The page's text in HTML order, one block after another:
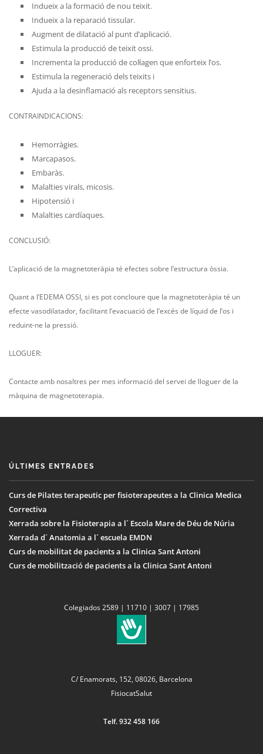
Indueix a la formació de nou teixit.
Indueix a la reparació tissular.
Augment de dilatació al punt d’aplicació.
Estimula la producció de teixit ossi.
Incrementa la producció de col·lagen que enforteix l’os.
Estimula la regeneració dels teixits i
Ajuda a la desinflamació als receptors sensitius.
CONTRAINDICACIONS:
Hemorràgies.
Marcapasos.
Embaràs.
Malalties virals, micosis.
Hipotensió i
Malalties cardíaques.
CONCLUSIÓ:
L’aplicació de la magnetoteràpia té efectes sobre l’estructura òssia.
Quant a l’EDEMA OSSI, si es pot concloure que la magnetoteràpia té un
efecte vasodilatador, facilitant l’evacuació de l’excés de líquid de l’os i
reduint-ne la pressió.
LLOGUER:
Contacte amb nosaltres per mes informació del servei de lloguer de la
màquina de magnetoterapia.
ÚLTIMES ENTRADES
Curs de Pilates terapeutic per fisioterapeutes a la Clinica Medica
Correctiva
Xerrada sobre la Fisioterapia a l´ Escola Mare de Déu de Núria
Xerrada d´ Anatomia a l´ escuela EMDN
Curs de mobilitat de pacients a la Clinica Sant Antoni
Curs de mobilització de pacients a la Clinica Sant Antoni
Colegiados 2589 | 11710 | 3007 | 17985
C/ Enamorats, 152, 08026, Barcelona
FisiocatSalut
Telf. 932 458 166